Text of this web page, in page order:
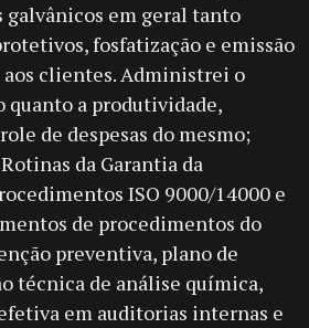
galvânicos em geral tanto
fosfatização e emissão
aos clientes. Administrei o
a produtividade,
de despesas do mesmo;
da Garantia da
ISO 9000/14000 e
de procedimentos do
preventiva, plano de
técnica de análise química,
em auditorias internas e